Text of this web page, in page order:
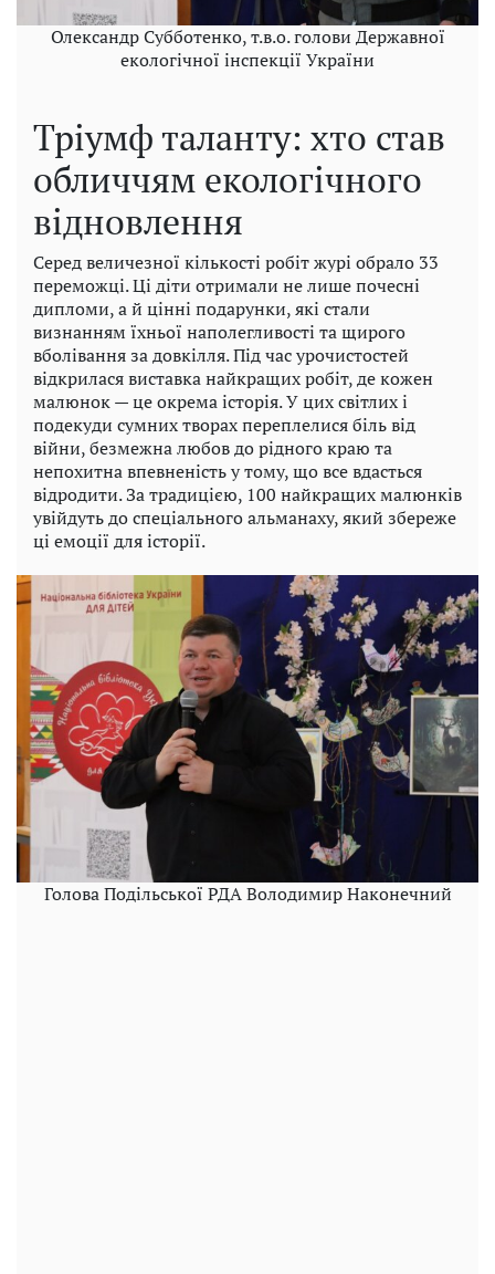
Олександр Субботенко, т.в.о. голови Державної
екологічної інспекції України
Тріумф таланту: хто став
обличчям екологічного
відновлення
Серед величезної кількості робіт журі обрало 33
переможці. Ці діти отримали не лише почесні
дипломи, а й цінні подарунки, які стали
визнанням їхньої наполегливості та щирого
вболівання за довкілля. Під час урочистостей
відкрилася виставка найкращих робіт, де кожен
малюнок — це окрема історія. У цих світлих і
подекуди сумних творах переплелися біль від
війни, безмежна любов до рідного краю та
непохитна впевненість у тому, що все вдасться
відродити. За традицією, 100 найкращих малюнків
увійдуть до спеціального альманаху, який збереже
ці емоції для історії.
Голова Подільської РДА Володимир Наконечний